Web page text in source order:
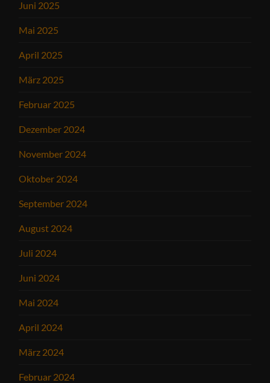
Juni 2025
Mai 2025
April 2025
März 2025
Februar 2025
Dezember 2024
November 2024
Oktober 2024
September 2024
August 2024
Juli 2024
Juni 2024
Mai 2024
April 2024
März 2024
Februar 2024